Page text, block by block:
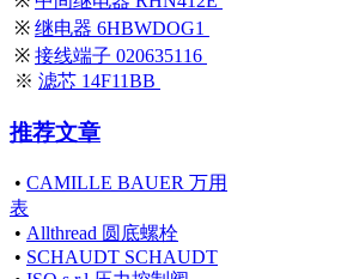
※ 继电器 6HBWDOG1
※ 接线端子 020635116
※ 滤芯 14F11BB
推荐文章
• CAMILLE BAUER 万用
表
• Allthread 圆底螺栓
• SCHAUDT SCHAUDT